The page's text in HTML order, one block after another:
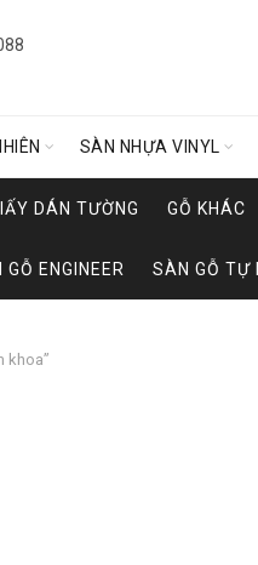
SÀN NHỰA VINYL
DÁN TƯỜNG GỖ KHÁC
GỖ ENGINEER SÀN GỖ TỰ
khoa”